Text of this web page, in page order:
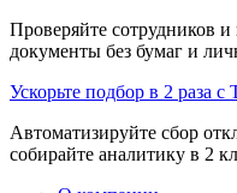
Проверяйте сотрудников
документы без бумаг и
Ускорьте подбор в 2 раза с
Автоматизируйте сбор
собирайте аналитику в 2